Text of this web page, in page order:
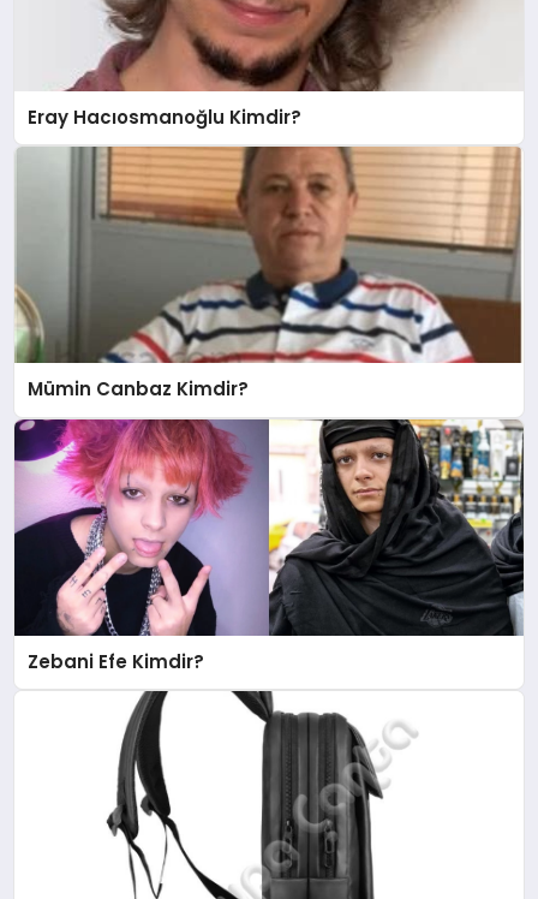
Eray Hacıosmanoğlu Kimdir?
Mümin Canbaz Kimdir?
Zebani Efe Kimdir?